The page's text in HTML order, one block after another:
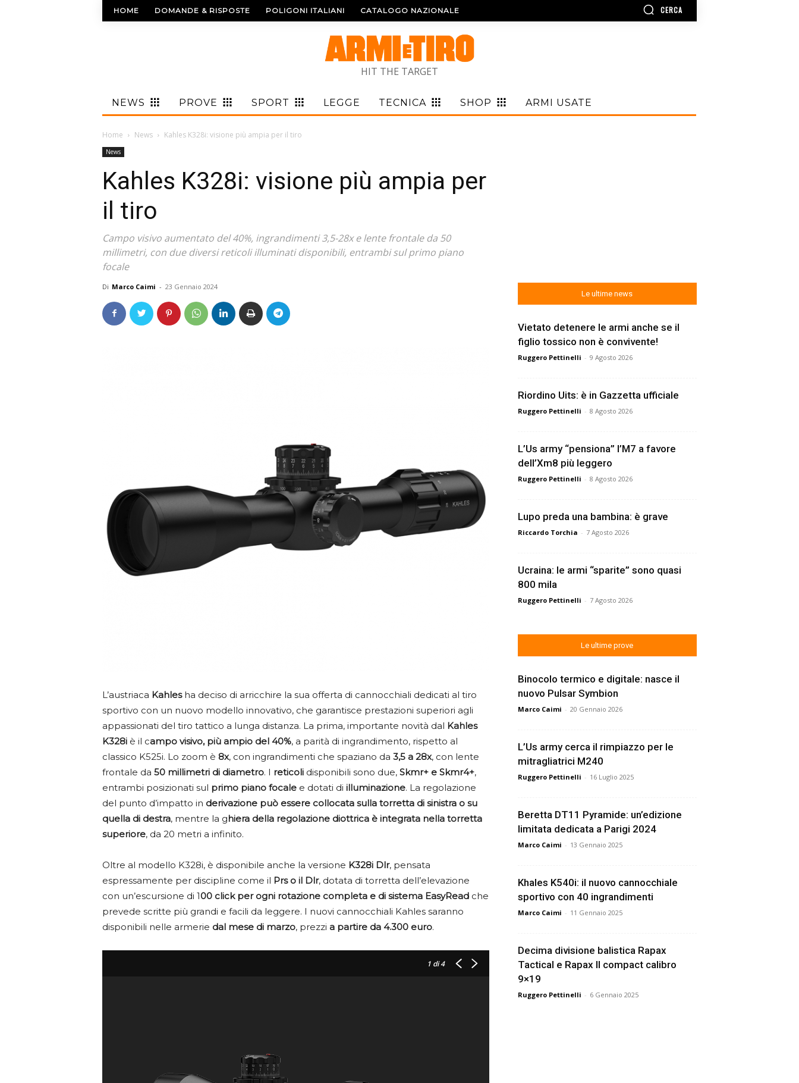
HOME DOMANDE & RISPOSTE POLIGONI ITALIANI CATALOGO NAZIONALE CERCA
HIT THE TARGET
NEWS PROVE SPORT LEGGE TECNICA SHOP ARMI USATE
Home News Kahles K328i: visione più ampia per il tiro
News
Kahles K328i: visione più ampia per
il tiro
Campo visivo aumentato del 40%, ingrandimenti 3,5-28x e lente frontale da 50
millimetri, con due diversi reticoli illuminati disponibili, entrambi sul primo piano
focale
Di Marco Caimi - 23 Gennaio 2024
L’austriaca Kahlesha deciso di arricchire la sua offerta di cannocchiali dedicati al tiro
sportivo con un nuovo modello innovativo, che garantisce prestazioni superiori agli
appassionati del tiro tattico a lunga distanza. La prima, importante novità dal Kahles
K328i è il campo visivo, più ampio del 40%, a parità di ingrandimento, rispetto al
classico K525i. Lo zoom è 8x, con ingrandimenti che spaziano da 3,5 a 28x, con lente
frontale da 50 millimetri di diametro. I reticoli disponibili sono due, Skmr+ e Skmr4+,
entrambi posizionati sul primo piano focale e dotati di illuminazione. La regolazione
del punto d’impatto in derivazione può essere collocata sulla torretta di sinistra o su
quella di destra, mentre la ghiera della regolazione diottrica è integrata nella torretta
superiore, da 20 metri a infinito.
Oltre al modello K328i, è disponibile anche la versione K328i Dlr, pensata
espressamente per discipline come il Prs o il Dlr, dotata di torretta dell’elevazione
con un’escursione di 100 click per ogni rotazione completa e di sistema EasyRead che
prevede scritte più grandi e facili da leggere. I nuovi cannocchiali Kahles saranno
disponibili nelle armerie dal mese di marzo, prezzi a partire da 4.300 euro.
1di 4
Le ultime news
Vietato detenere le armi anche se il
figlio tossico non è convivente!
Ruggero Pettinelli - 9 Agosto 2026
Riordino Uits: è in Gazzetta ufficiale
Ruggero Pettinelli - 8 Agosto 2026
L’Us army “pensiona” l’M7 a favore
dell’Xm8 più leggero
Ruggero Pettinelli - 8 Agosto 2026
Lupo preda una bambina: è grave
Riccardo Torchia - 7 Agosto 2026
Ucraina: le armi “sparite” sono quasi
800 mila
Ruggero Pettinelli - 7 Agosto 2026
Le ultime prove
Binocolo termico e digitale: nasce il
nuovo Pulsar Symbion
Marco Caimi - 20 Gennaio 2026
L’Us army cerca il rimpiazzo per le
mitragliatrici M240
Ruggero Pettinelli - 16 Luglio 2025
Beretta DT11 Pyramide: un’edizione
limitata dedicata a Parigi 2024
Marco Caimi - 13 Gennaio 2025
Khales K540i: il nuovo cannocchiale
sportivo con 40 ingrandimenti
Marco Caimi - 11 Gennaio 2025
Decima divisione balistica Rapax
Tactical e Rapax II compact calibro
9×19
Ruggero Pettinelli - 6 Gennaio 2025